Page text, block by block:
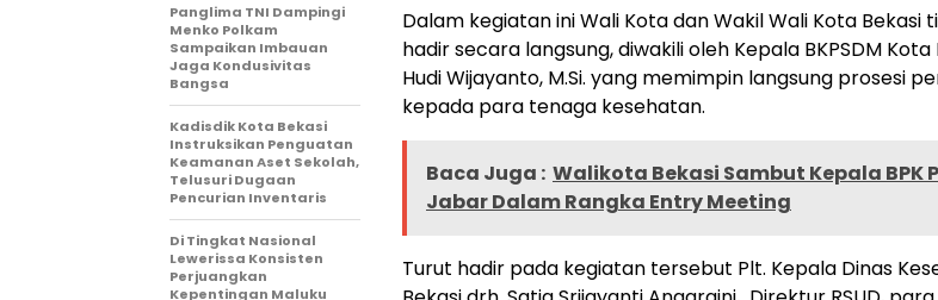
Dalam kegiatan ini Wali Kota dan Wakil Wali Kota Bekasi
hadir secara langsung, diwakili oleh Kepala BKPSDM Kota
Hudi Wijayanto, M.Si. yang memimpin langsung prosesi
kepada para tenaga kesehatan.
Baca Juga : Walikota Bekasi Sambut Kepala BPK
Jabar Dalam Rangka Entry Meeting
Turut hadir pada kegiatan tersebut Plt. Kepala Dinas
Panglima TNI Dampingi
Menko Polkam
Sampaikan Imbauan
Jaga Kondusivitas
Bangsa
Kadisdik Kota Bekasi
Instruksikan Penguatan
Keamanan Aset Sekolah,
Telusuri Dugaan
Pencurian Inventaris
Di Tingkat Nasional
Lewerissa Konsisten
Perjuangkan
Kepentingan Maluku